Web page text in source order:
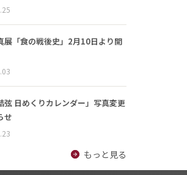
展「食の戦後史」2月10日より開
弦 日めくりカレンダー」写真変更
せ
もっと見る